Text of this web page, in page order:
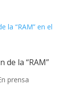
de la “RAM”
prensa